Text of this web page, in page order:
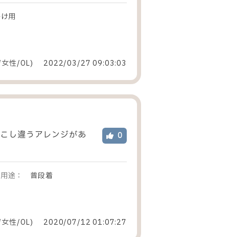
用
性/OL) 2022/03/27 09:03:03
0
し違うアレンジがあ
用途： 普段着
性/OL) 2020/07/12 01:07:27